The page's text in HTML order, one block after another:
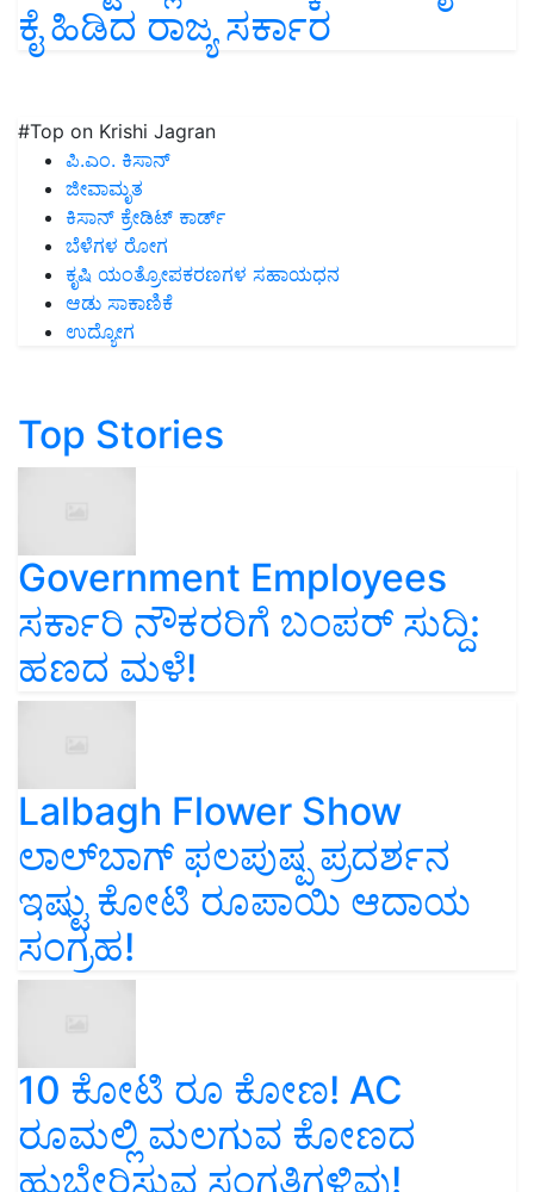
ಕೈ ಹಿಡಿದ ರಾಜ್ಯ ಸರ್ಕಾರ
#Top on Krishi Jagran
ಪಿ.ಎಂ. ಕಿಸಾನ್
ಜೀವಾಮೃತ
ಕಿಸಾನ್ ಕ್ರೇಡಿಟ್ ಕಾರ್ಡ್
ಬೆಳೆಗಳ ರೋಗ
ಕೃಷಿ ಯಂತ್ರೋಪಕರಣಗಳ ಸಹಾಯಧನ
ಆಡು ಸಾಕಾಣಿಕೆ
ಉದ್ಯೋಗ
Top Stories
Government Employees
ಸರ್ಕಾರಿ ನೌಕರರಿಗೆ ಬಂಪರ್‌ ಸುದ್ದಿ:
ಹಣದ ಮಳೆ!
Lalbagh Flower Show
ಲಾಲ್‌ಬಾಗ್ ಫಲಪುಷ್ಪ ಪ್ರದರ್ಶನ
ಇಷ್ಟು ಕೋಟಿ ರೂಪಾಯಿ ಆದಾಯ
ಸಂಗ್ರಹ!
10 ಕೋಟಿ ರೂ ಕೋಣ! AC
ರೂಮಲ್ಲಿ ಮಲಗುವ ಕೋಣದ
ಹುಬ್ಬೇರಿಸುವ ಸಂಗತಿಗಳಿವು!